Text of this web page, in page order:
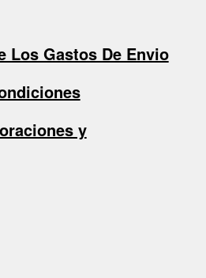
Los Gastos De Envio
y